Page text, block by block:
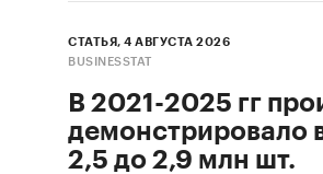
СТАТЬЯ, 4 АВГУСТА 2026
BUSINESSTAT
В 2021-2025 гг
демонстрировало
2,5 до 2,9 млн шт.